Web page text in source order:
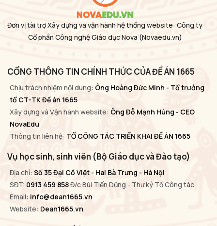
Đơn vị tài trợ Xây dựng và vận hành hệ thống website: Công ty
Cổ phần Công nghệ Giáo dục Nova (Novaedu.vn)
CỔNG THÔNG TIN CHÍNH THỨC CỦA ĐỀ ÁN 1665
Chịu trách nhiệm nội dung: Ông Hoàng Đức Minh - Tổ trưởng
tổ CT-TK Đề án 1665
Xây dựng và Vận hành website: Ông Đỗ Mạnh Hùng - CEO
NovaEdu
Thông tin liên hệ: TỔ CÔNG TÁC TRIỂN KHAI ĐỀ ÁN 1665
Vụ học sinh, sinh viên (Bộ Giáo dục và Đào tạo)
Địa chỉ: Số 35 Đại Cồ Việt - Hai Bà Trưng - Hà Nội
SĐT: 0913 459 858Đ/c Bùi Tiến Dũng - Thư ký Tổ Công tác
Email: info@dean1665.vn
Website: Dean1665.vn